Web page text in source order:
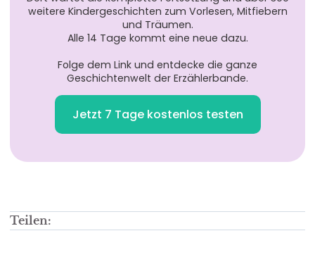
weitere Kindergeschichten zum Vorlesen, Mitfiebern
und Träumen.
Alle 14 Tage kommt eine neue dazu.
Folge dem Link und entdecke die ganze
Geschichtenwelt der Erzählerbande.
Jetzt 7 Tage kostenlos testen
Teilen: